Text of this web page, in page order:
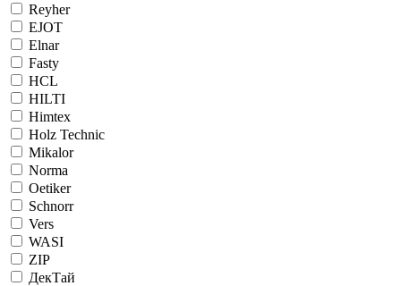
Reyher
EJOT
Elnar
Fasty
HCL
HILTI
Himtex
Holz Technic
Mikalor
Norma
Oetiker
Schnorr
Vers
WASI
ZIP
ДекТай